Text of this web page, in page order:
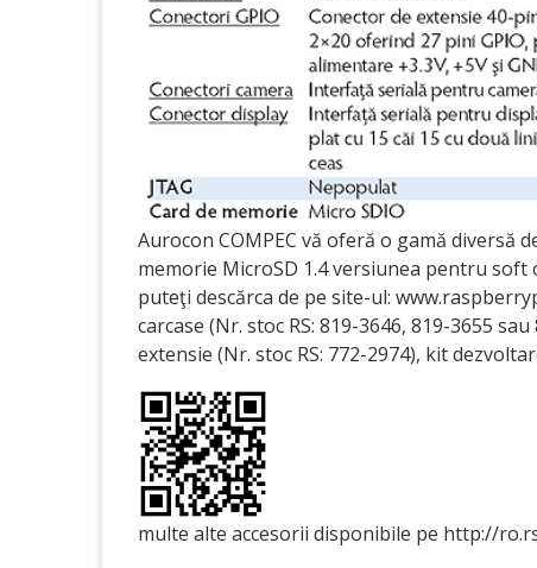
Aurocon COMPEC vă oferă o gamă diversă
memorie MicroSD 1.4 versiunea pentru soft
puteţi descărca de pe site-ul:
carcase (Nr. stoc RS: 819-3646, 819-3655
extensie (Nr. stoc RS: 772-2974), kit
multe alte accesorii disponibile pe http://